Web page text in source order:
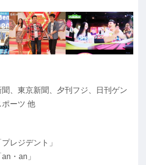
、東京新聞、夕刊フジ、日刊ゲン
ポーツ 他
プレジデント」
an・an」